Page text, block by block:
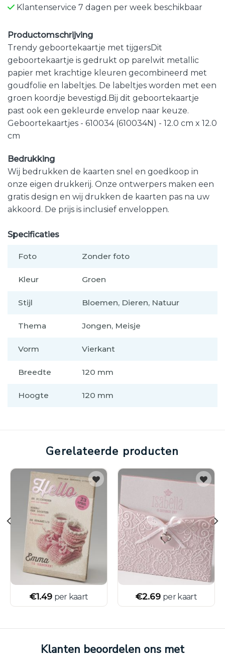
Klantenservice 7 dagen per week beschikbaar
Productomschrijving
Trendy geboortekaartje met tijgersDit
geboortekaartje is gedrukt op parelwit metallic
papier met krachtige kleuren gecombineerd met
goudfolie en labeltjes. De labeltjes worden met een
groen koordje bevestigd.Bij dit geboortekaartje
past ook een gekleurde envelop naar keuze.
Geboortekaartjes - 610034 (610034N) - 12.0 cm x 12.0
cm
Bedrukking
Wij bedrukken de kaarten snel en goedkoop in
onze eigen drukkerij. Onze ontwerpers maken een
gratis design en wij drukken de kaarten pas na uw
akkoord. De prijs is inclusief enveloppen.
Specificaties
Foto Zonder foto
Kleur Groen
Stijl Bloemen, Dieren, Natuur
Thema Jongen, Meisje
Vorm Vierkant
Breedte 120 mm
Hoogte 120 mm
Gerelateerde producten
€1.49 per kaart €2.69 per kaart
Klanten beoordelen ons met